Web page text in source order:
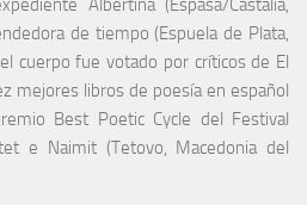
Albertina (Espasa/Castalia,
de tiempo (Espuela de Plata,
cuerpo fue votado por críticos de El
mejores libros de poesía en español
Best Poetic Cycle del Festival
e Naimit (Tetovo, Macedonia del